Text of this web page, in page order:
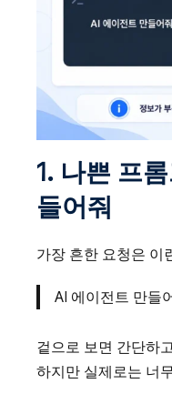
1. 나쁜 프
들어줘
가장 흔한 요청은 이
AI 에이전트 만들
겉으로 보면 간단하
하지만 실제로는 너